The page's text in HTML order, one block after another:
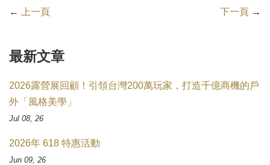
← 上一頁 下一頁 →
最新文章
2026露營展回顧！引領台灣200萬玩家，打造千億商機的戶
外「風格美學」
Jul 08, 26
2026年 618 特惠活動
Jun 09, 26